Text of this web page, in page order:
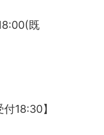
既
18:30】